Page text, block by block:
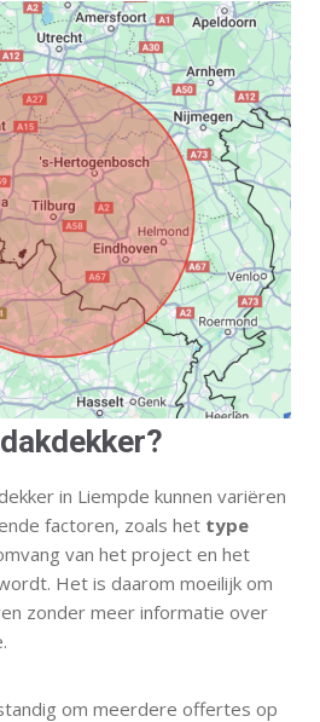
in Liempde kunnen variëren
factoren, zoals het type
van het project en het
Het is daarom moeilijk om
zonder meer informatie over
om meerdere offertes op